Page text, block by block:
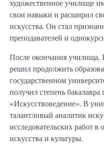
художественное училище
свои навыки и расширил
искусства. Он стал
преподавателей и
После окончания училища,
решил продолжить
государственном
получил степень
«Искусствоведение». В
талантливый аналитик
исследовательских работ в
искусства и культуры.